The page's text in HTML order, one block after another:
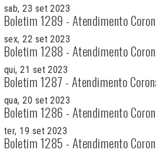
sab, 23 set 2023
Boletim 1289 - Atendimento
sex, 22 set 2023
Boletim 1288 - Atendimento
qui, 21 set 2023
Boletim 1287 - Atendimento
qua, 20 set 2023
Boletim 1286 - Atendimento
ter, 19 set 2023
Boletim 1285 - Atendimento